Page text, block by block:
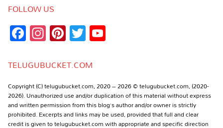
FOLLOW US
Facebook
Instagram
Pinterest
Twitter
TELUGUBUCKET.COM
Copyright (C) telugubucket.com, 2020 – 2026 © telugubucket.com, (2020-
2026). Unauthorized use and/or duplication of this material without express
and written permission from this blog’s author and/or owner is strictly
prohibited. Excerpts and links may be used, provided that full and clear
credit is given to telugubucket.com with appropriate and specific direction